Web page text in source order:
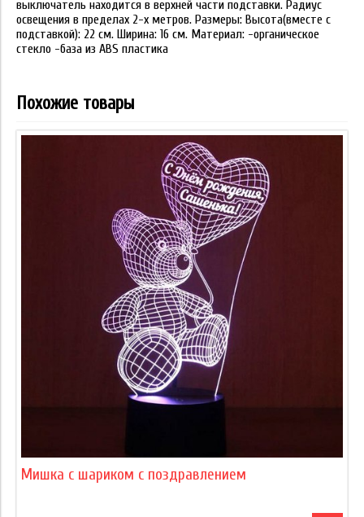
выключатель находится в верхней части подставки. Радиус
освещения в пределах 2-х метров. Размеры: Высота(вместе с
подставкой): 22 см. Ширина: 16 см. Материал: -органическое
стекло -база из ABS пластика
Похожие товары
Мишка с шариком с поздравлением